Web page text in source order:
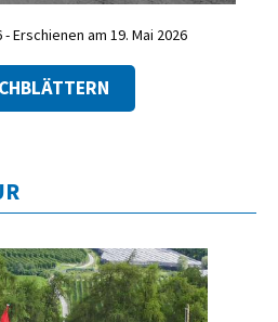
Erschienen am 19. Mai 2026